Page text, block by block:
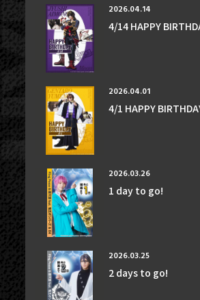
TICKET
MOVIE
MAIL MAGAZINE /
MY PAGE
2026.04.14
4/14 HAPPY
2026.04.01
4/1 HAPPY
2026.03.26
1 day to go!
2026.03.25
2 days to go!